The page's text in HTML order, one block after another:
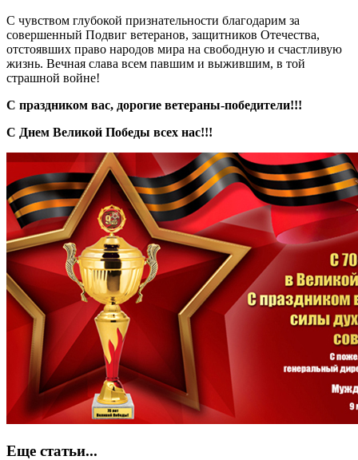
С чувством глубокой признательности благодарим за
совершенный Подвиг ветеранов, защитников Отечества,
отстоявших право народов мира на свободную и счастливую
жизнь. Вечная слава всем павшим и выжившим, в той
страшной войне!
С праздником вас, дорогие ветераны-победители!!!
С Днем Великой Победы всех нас!!!
Еще статьи...